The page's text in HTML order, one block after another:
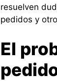
resuelven
pedidos y
El